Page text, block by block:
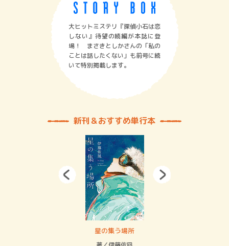
大ヒットミステリ『探偵小石は恋
しない』待望の続編が本誌に登
場！ まさきとしかさんの「私の
ことは話したくない」も前号に続
いて特別掲載します。
新刊＆おすすめ単行本
星の集う場所